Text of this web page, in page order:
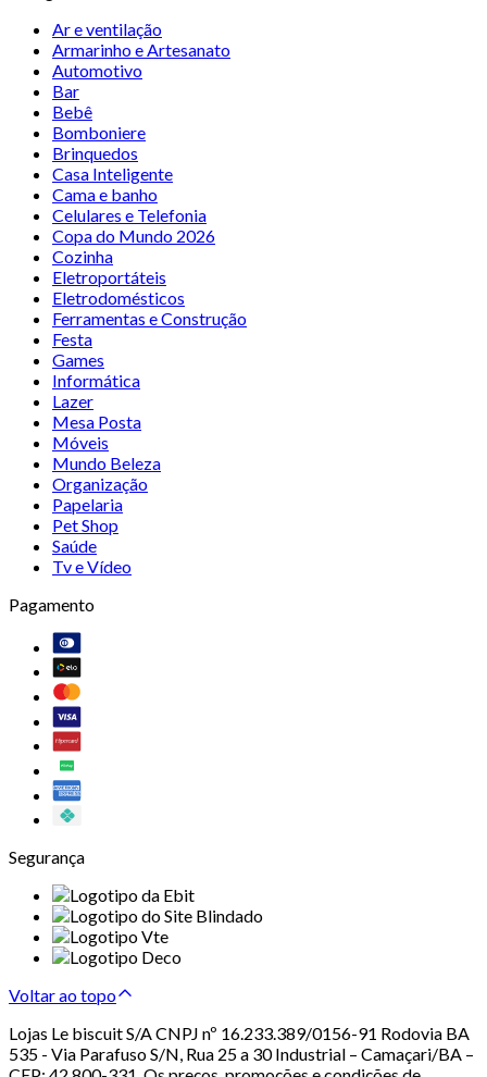
Ar e ventilação
Armarinho e Artesanato
Automotivo
Bar
Bebê
Bomboniere
Brinquedos
Casa Inteligente
Cama e banho
Celulares e Telefonia
Copa do Mundo 2026
Cozinha
Eletroportáteis
Eletrodomésticos
Ferramentas e Construção
Festa
Games
Informática
Lazer
Mesa Posta
Móveis
Mundo Beleza
Organização
Papelaria
Pet Shop
Saúde
Tv e Vídeo
Pagamento
Segurança
Voltar ao topo
Lojas Le biscuit S/A CNPJ nº 16.233.389/0156-91 Rodovia BA
535 - Via Parafuso S/N, Rua 25 a 30 Industrial – Camaçari/BA –